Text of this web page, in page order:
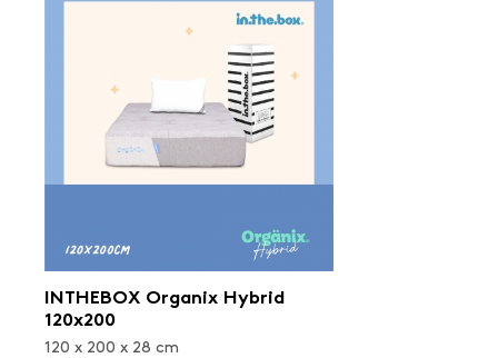
INTHEBOX Organix Hybrid
120x200
120 x 200 x 28 cm